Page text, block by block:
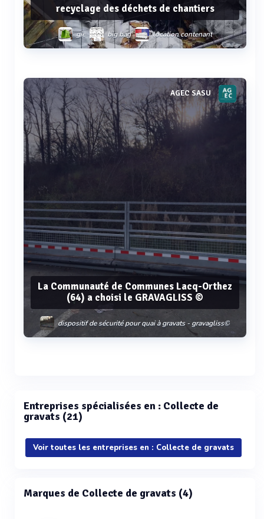
recyclage des déchets de chantiers
gie big bag location contenant
Voir plus AGEC SASU
La Communauté de Communes Lacq-Orthez
(64) a choisi le GRAVAGLISS ©
dispositif de sécurité pour quai à gravats - gravagliss©
Entreprises spécialisées en : Collecte de
gravats (21)
Voir toutes les entreprises en : Collecte de gravats
Marques de Collecte de gravats (4)